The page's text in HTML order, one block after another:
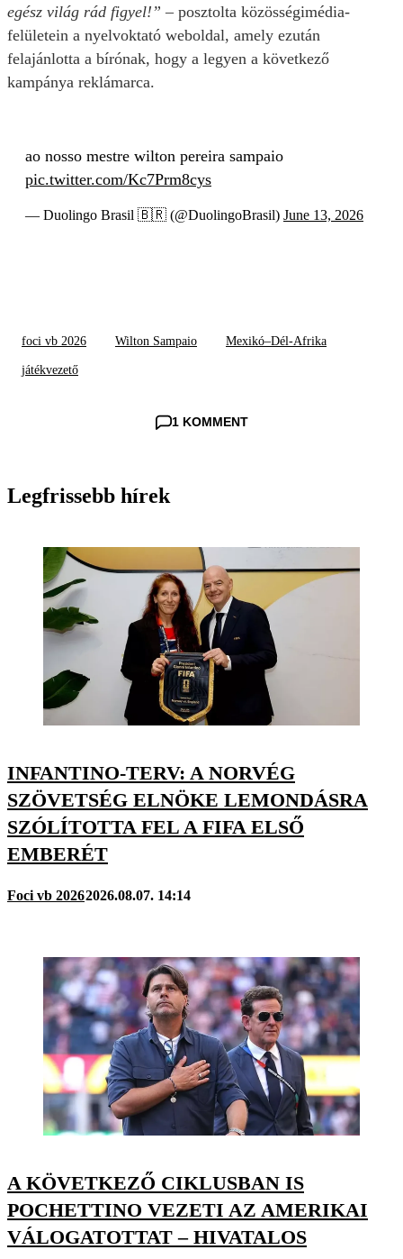
egész világ rád figyel!” – posztolta közösségimédia-
felületein a nyelvoktató weboldal, amely ezután
felajánlotta a bírónak, hogy a legyen a következő
kampánya reklámarca.
ao nosso mestre wilton pereira sampaio
pic.twitter.com/Kc7Prm8cys
— Duolingo Brasil 🇧🇷 (@DuolingoBrasil) June 13, 2026
foci vb 2026 Wilton Sampaio Mexikó–Dél-Afrika
játékvezető
1 KOMMENT
Legfrissebb hírek
INFANTINO-TERV: A NORVÉG
SZÖVETSÉG ELNÖKE LEMONDÁSRA
SZÓLÍTOTTA FEL A FIFA ELSŐ
EMBERÉT
Foci vb 20262026.08.07. 14:14
A KÖVETKEZŐ CIKLUSBAN IS
POCHETTINO VEZETI AZ AMERIKAI
VÁLOGATOTTAT – HIVATALOS